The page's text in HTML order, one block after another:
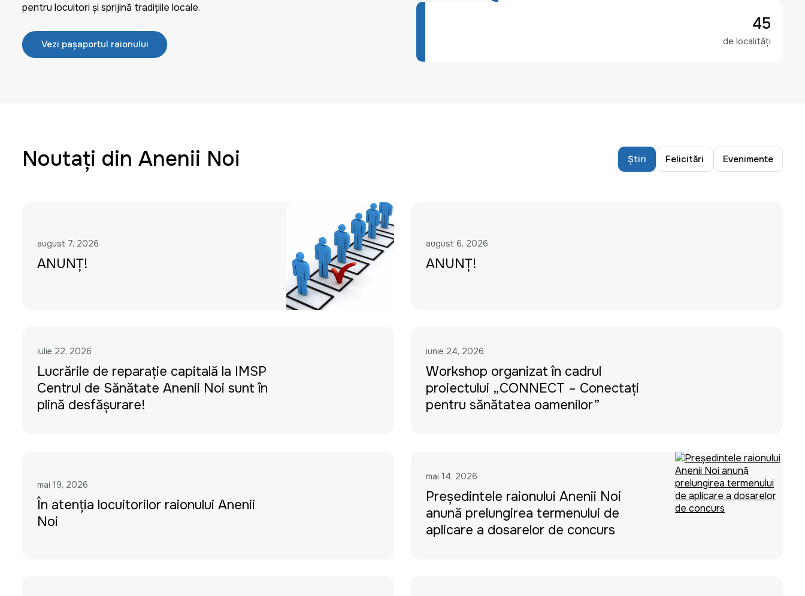
pentru locuitori și sprijină tradițiile locale.
Vezi pașaportul raionului
45
de localități
Noutați din Anenii Noi Știri Felicitări Evenimente
august 7, 2026
ANUNȚ!
august 6, 2026
ANUNȚ!
iulie 22, 2026
Lucrările de reparație capitală la IMSP
Centrul de Sănătate Anenii Noi sunt în
plină desfășurare!
iunie 24, 2026
Workshop organizat în cadrul
proiectului „CONNECT – Conectați
pentru sănătatea oamenilor”
mai 19, 2026
În atenția locuitorilor raionului Anenii
Noi
mai 14, 2026
Președintele raionului Anenii Noi
anunță prelungirea termenului de
aplicare a dosarelor de concurs